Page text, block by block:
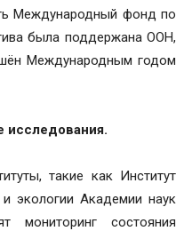
Международный фонд по
была поддержана ООН,
Международным годом
исследования.
такие как Институт
экологии Академии наук
мониторинг состояния